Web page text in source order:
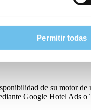
Permitir todas
varias Agencias de
comparando todas
de su motor de
Google Hotel Ads o